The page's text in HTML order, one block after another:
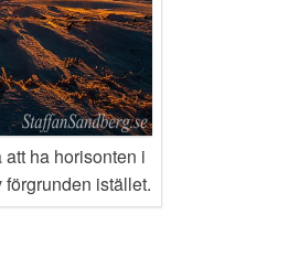
ha horisonten i
förgrunden istället.